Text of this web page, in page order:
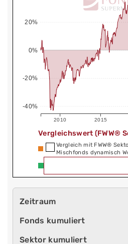
2010 2015
-40%
-20%
0%
20%
Vergleichswert (FWW®
Vergleich mit FWW®
Mischfonds dynamisch